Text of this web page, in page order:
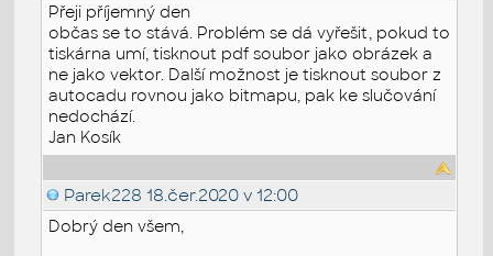
Přeji příjemný den
občas se to stává. Problém se dá vyřešit, pokud to
tiskárna umí, tisknout pdf soubor jako obrázek a
ne jako vektor. Další možnost je tisknout soubor z
autocadu rovnou jako bitmapu, pak ke slučování
nedochází.
Jan Kosík
Parek228 18.čer.2020 v 12:00
Dobrý den všem,